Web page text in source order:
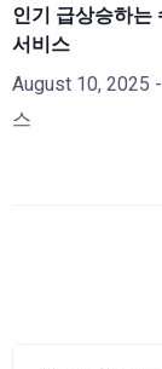
인기 급상승하는
서비스
August 10, 2025
스